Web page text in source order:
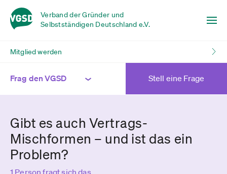
Verband der Gründer und
Selbstständigen Deutschland e.V.
Mitglied werden
Frag den VGSD Stell eine Frage
Gibt es auch Vertrags-
Mischformen – und ist das ein
Problem?
1 Person fragt sich das